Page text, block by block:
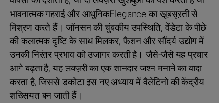
भावनात्मक गहराई और आधुनिकElegance का खूबसूरती से
मिश्रण करते हैं। जॉनसन की चुंबकीय उपस्थिति, वेंडेटा के पीछे
की कलात्मक दृष्टि के साथ मिलकर, फैशन और सौंदर्य उद्योग में
उनकी निरंतर प्रभाव को उजागर करती है। जैसे-जैसे यह प्रचार
आगे बढ़ता है, यह लक्ज़री का एक शानदार जश्न मनाने का वादा
करता है, जिससे डकोटा इस नए अध्याय में वैलेंटिनो की केंद्रीय
शख्सियत बन जाती हैं।